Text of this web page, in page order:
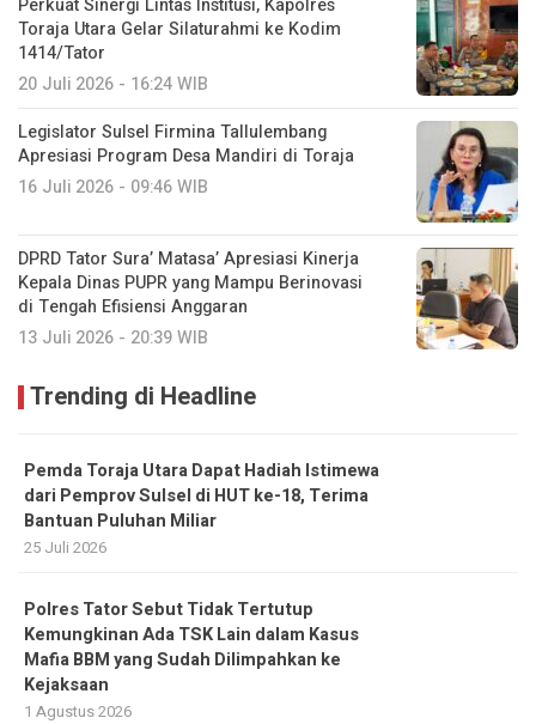
Toraja Utara Gelar Silaturahmi ke Kodim
1414/Tator
20 Juli 2026 - 16:24 WIB
Legislator Sulsel Firmina Tallulembang
Apresiasi Program Desa Mandiri di Toraja
16 Juli 2026 - 09:46 WIB
DPRD Tator Sura’ Matasa’ Apresiasi Kinerja
Kepala Dinas PUPR yang Mampu Berinovasi
di Tengah Efisiensi Anggaran
13 Juli 2026 - 20:39 WIB
Trending di Headline
Pemda Toraja Utara Dapat Hadiah Istimewa
dari Pemprov Sulsel di HUT ke-18, Terima
Bantuan Puluhan Miliar
25 Juli 2026
Polres Tator Sebut Tidak Tertutup
Kemungkinan Ada TSK Lain dalam Kasus
Mafia BBM yang Sudah Dilimpahkan ke
Kejaksaan
1 Agustus 2026